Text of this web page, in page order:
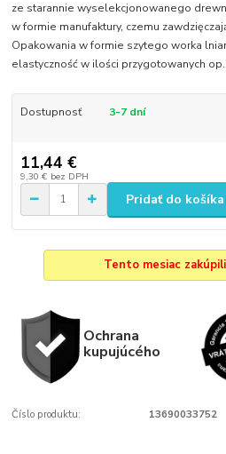
ze starannie wyselekcjonowanego
w formie manufaktury, czemu
Opakowania w formie szytego worka
elastyczność w ilości przygotowanych
Dostupnosť 3-7 dní
11,44 €
9,30 € bez DPH
Pridať do košíka
Tento mesiac
Ochrana
kupujúcého
Číslo produktu: 13690033752